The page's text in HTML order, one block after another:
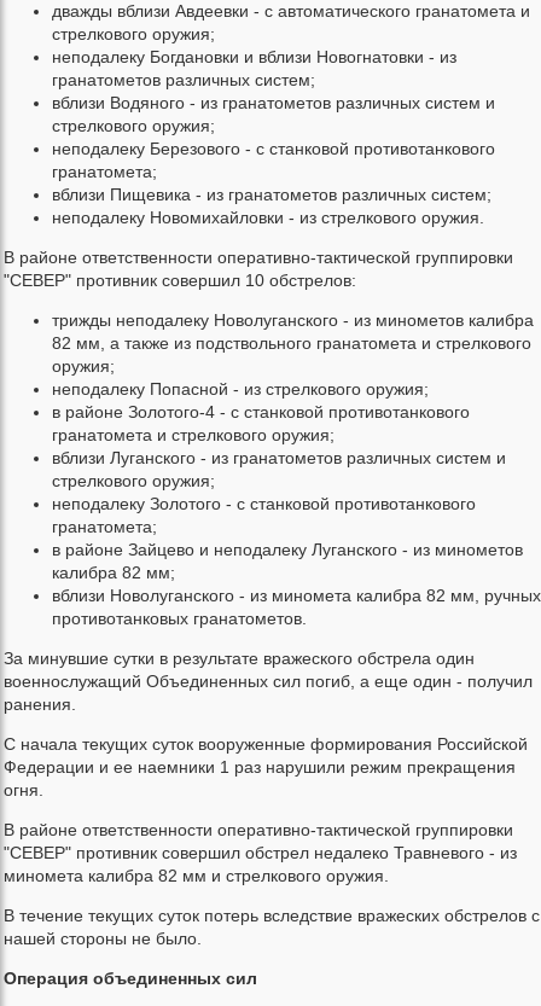
дважды вблизи Авдеевки - с автоматического гранатомета и
стрелкового оружия;
неподалеку Богдановки и вблизи Новогнатовки - из
гранатометов различных систем;
вблизи Водяного - из гранатометов различных систем и
стрелкового оружия;
неподалеку Березового - с станковой противотанкового
гранатомета;
вблизи Пищевика - из гранатометов различных систем;
неподалеку Новомихайловки - из стрелкового оружия.
В районе ответственности оперативно-тактической группировки
"СЕВЕР" противник совершил 10 обстрелов:
трижды неподалеку Новолуганского - из минометов калибра
82 мм, а также из подствольного гранатомета и стрелкового
оружия;
неподалеку Попасной - из стрелкового оружия;
в районе Золотого-4 - с станковой противотанкового
гранатомета и стрелкового оружия;
вблизи Луганского - из гранатометов различных систем и
стрелкового оружия;
неподалеку Золотого - с станковой противотанкового
гранатомета;
в районе Зайцево и неподалеку Луганского - из минометов
калибра 82 мм;
вблизи Новолуганского - из миномета калибра 82 мм, ручных
противотанковых гранатометов.
За минувшие сутки в результате вражеского обстрела один
военнослужащий Объединенных сил погиб, а еще один - получил
ранения.
С начала текущих суток вооруженные формирования Российской
Федерации и ее наемники 1 раз нарушили режим прекращения
огня.
В районе ответственности оперативно-тактической группировки
"СЕВЕР" противник совершил обстрел недалеко Травневого - из
миномета калибра 82 мм и стрелкового оружия.
В течение текущих суток потерь вследствие вражеских обстрелов с
нашей стороны не было.
Операция объединенных сил